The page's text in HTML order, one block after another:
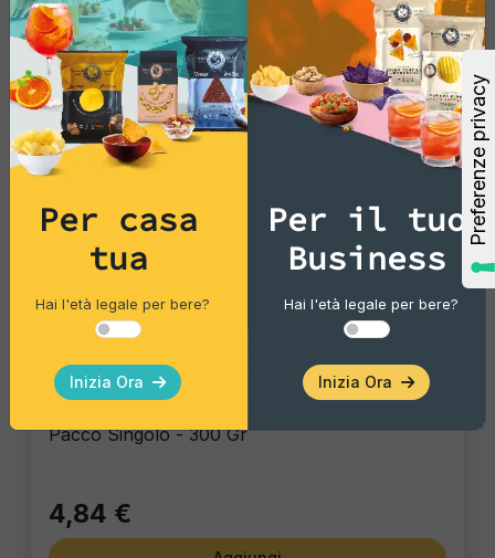
Tartufo e Sale Marino
Pacco Singolo - 300 Gr
4,84 €
Per casa
tua
Hai l'età legale per bere?
Inizia Ora
Per il tuo
Business
Hai l'età legale per bere?
Inizia Ora